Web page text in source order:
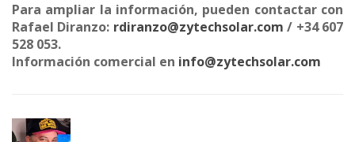
Para ampliar la información, pueden contactar con
Rafael Diranzo: rdiranzo@zytechsolar.com/ +34 607
528 053.
Información comercial en info@zytechsolar.com